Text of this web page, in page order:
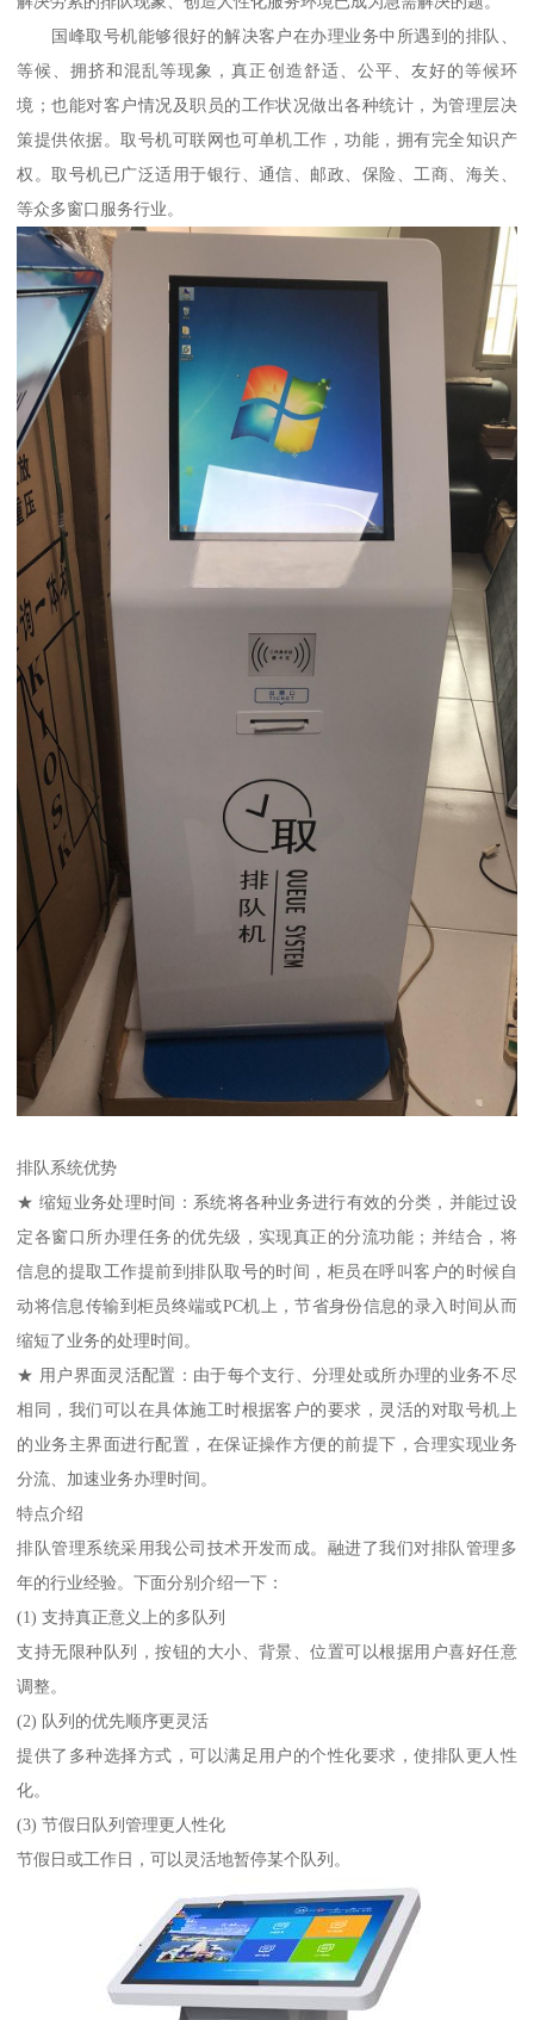
国峰取号机能够很好的解决客户在办理业务中所遇到的排队、
等候、拥挤和混乱等现象，真正创造舒适、公平、友好的等候环
境；也能对客户情况及职员的工作状况做出各种统计，为管理层决
策提供依据。取号机可联网也可单机工作，功能，拥有完全知识产
权。取号机已广泛适用于银行、通信、邮政、保险、工商、海关、
等众多窗口服务行业。
排队系统优势
★ 缩短业务处理时间：系统将各种业务进行有效的分类，并能过设
定各窗口所办理任务的优先级，实现真正的分流功能；并结合，将
信息的提取工作提前到排队取号的时间，柜员在呼叫客户的时候自
动将信息传输到柜员终端或PC机上，节省身份信息的录入时间从而
缩短了业务的处理时间。
★ 用户界面灵活配置：由于每个支行、分理处或所办理的业务不尽
相同，我们可以在具体施工时根据客户的要求，灵活的对取号机上
的业务主界面进行配置，在保证操作方便的前提下，合理实现业务
分流、加速业务办理时间。
特点介绍
排队管理系统采用我公司技术开发而成。融进了我们对排队管理多
年的行业经验。下面分别介绍一下：
(1) 支持真正意义上的多队列
支持无限种队列，按钮的大小、背景、位置可以根据用户喜好任意
调整。
(2) 队列的优先顺序更灵活
提供了多种选择方式，可以满足用户的个性化要求，使排队更人性
化。
(3) 节假日队列管理更人性化
节假日或工作日，可以灵活地暂停某个队列。